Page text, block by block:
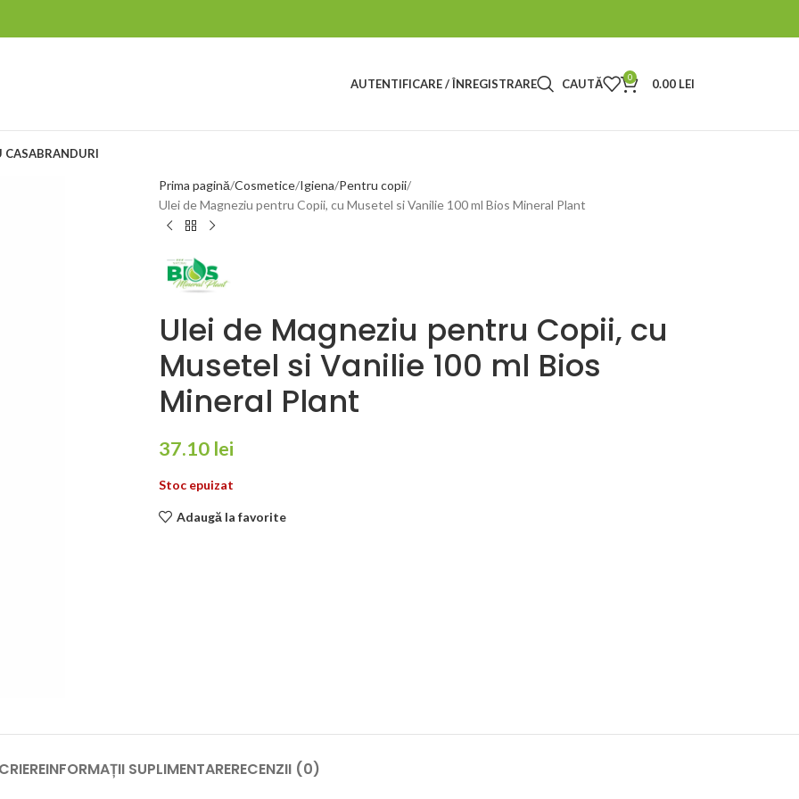
AUTENTIFICARE / ÎNREGISTRARE CAUTĂ 0 0.00 LEI
CASABRANDURI
Prima pagină Cosmetice Igiena Pentru copii
Ulei de Magneziu pentru Copii, cu Musetel si Vanilie 100 ml Bios Mineral Plant
Ulei de Magneziu pentru Copii, cu
Musetel si Vanilie 100 ml Bios
Mineral Plant
37.10 lei
Stoc epuizat
Adaugă la favorite
INFORMAȚII SUPLIMENTARERECENZII (0)